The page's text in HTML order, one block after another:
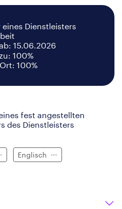
Dienstleisters
15.06.2026
100%
100%
fest angestellten
des Dienstleisters
Englisch